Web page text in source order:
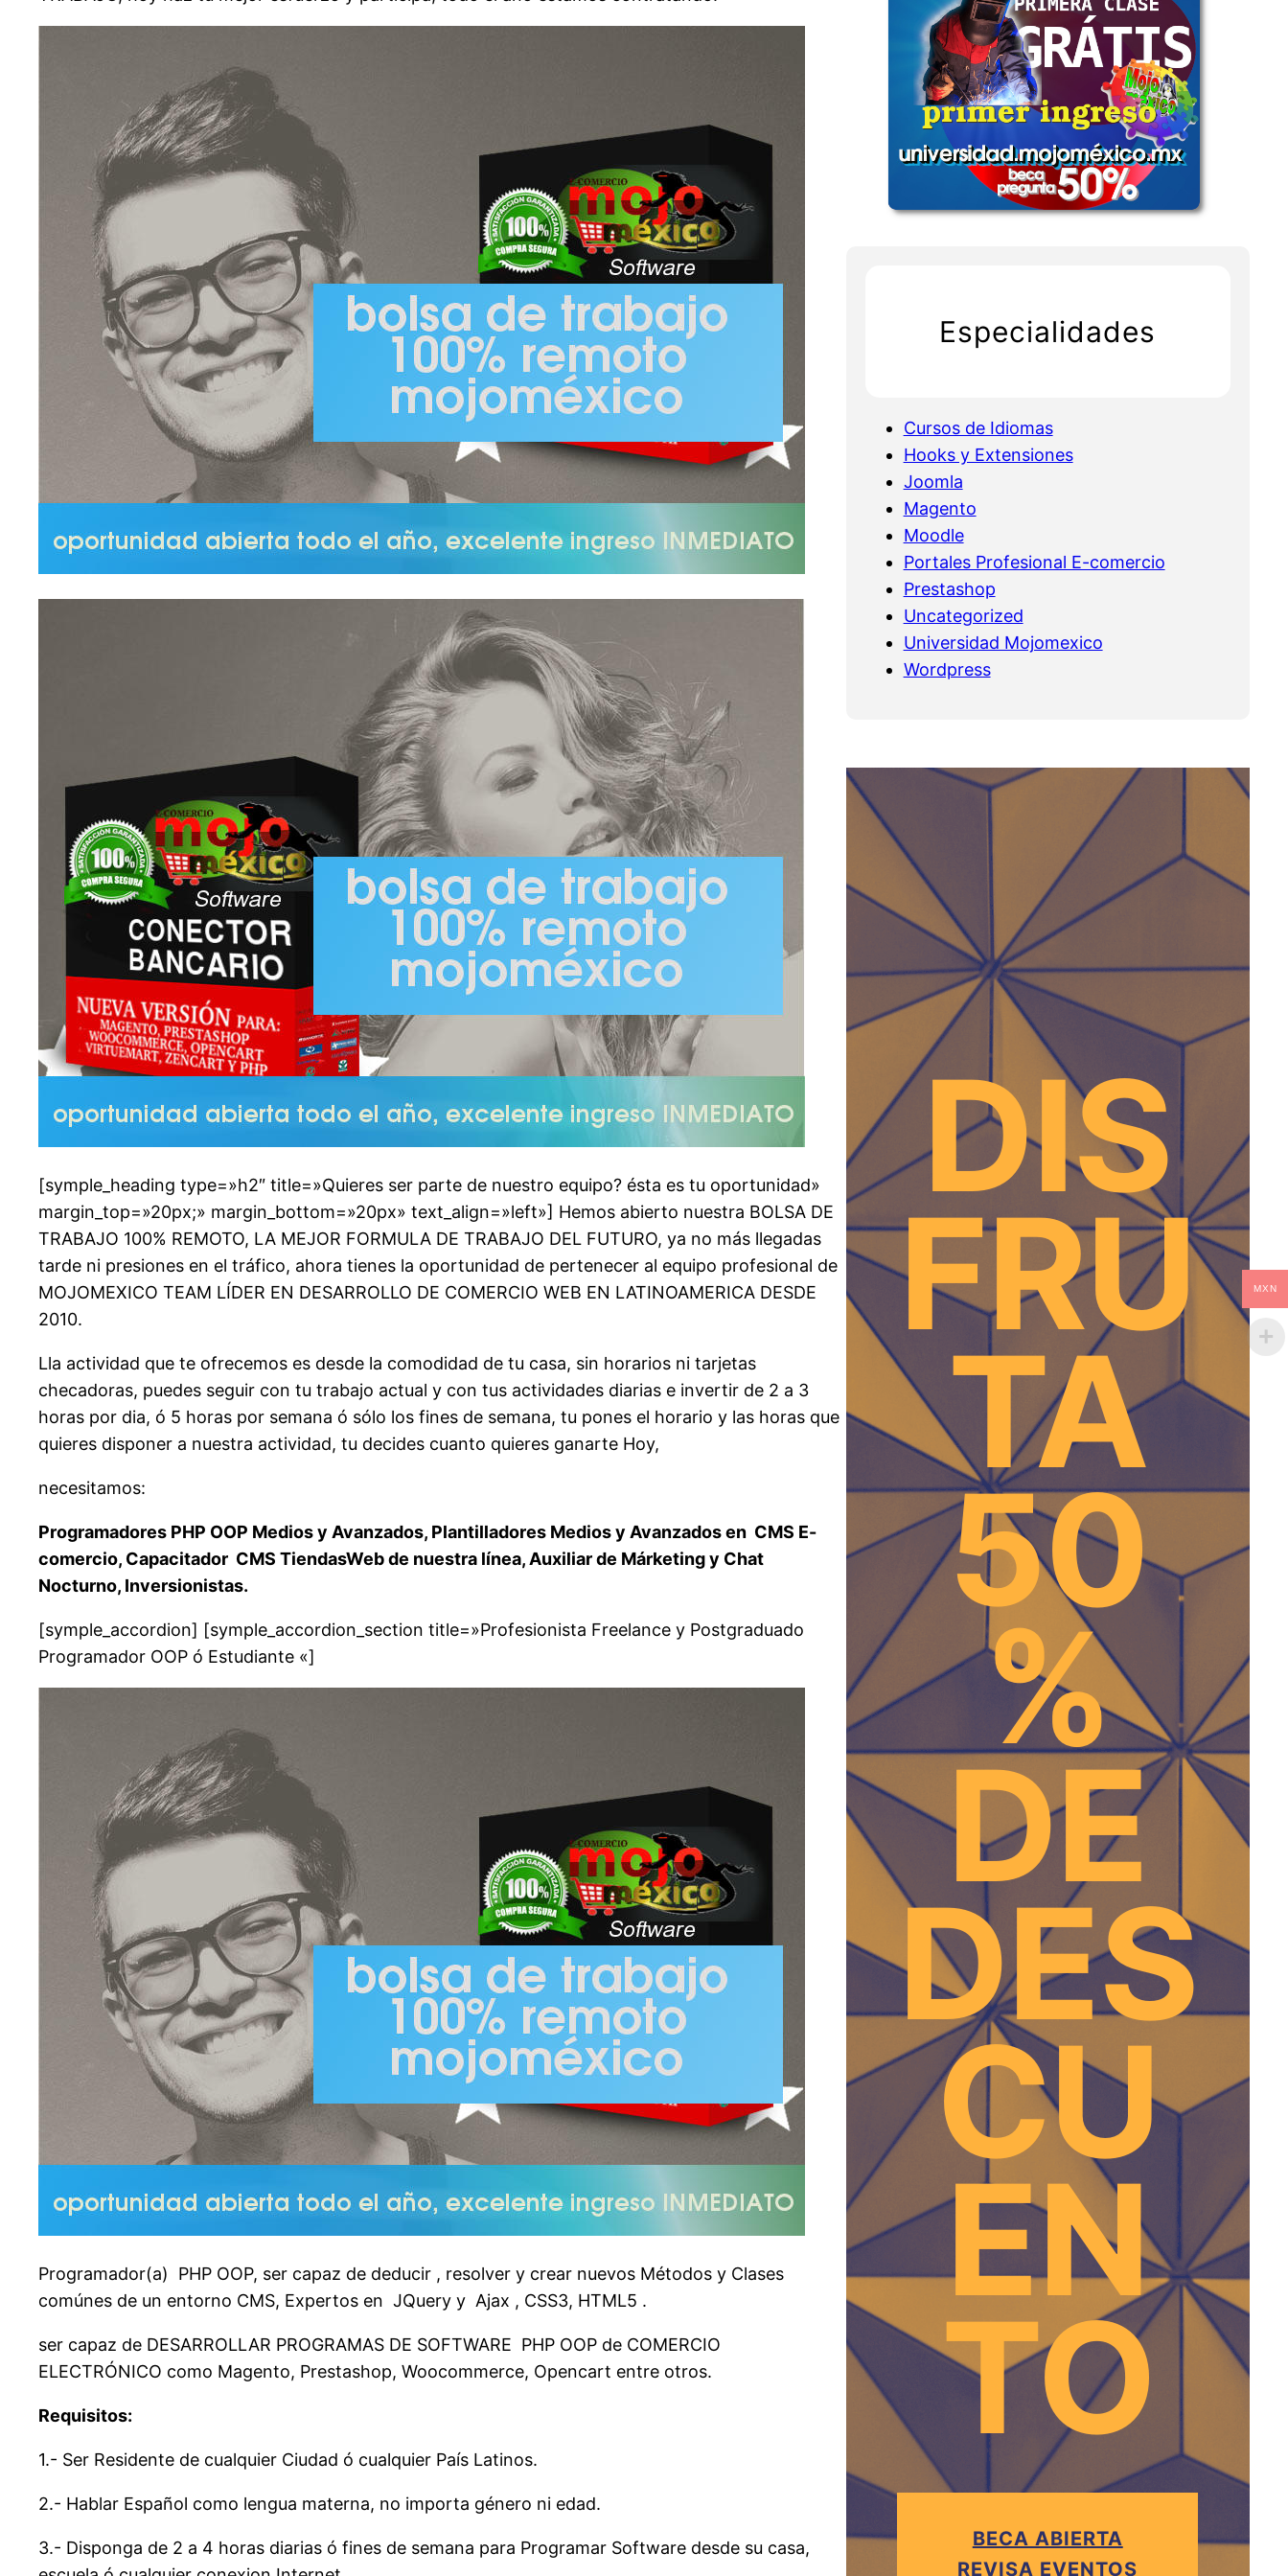
[symple_heading type=»h2″ title=»Quieres ser parte de nuestro equipo? ésta es tu oportunidad»
margin_top=»20px;» margin_bottom=»20px» text_align=»left»] Hemos abierto nuestra BOLSA DE
TRABAJO 100% REMOTO, LA MEJOR FORMULA DE TRABAJO DEL FUTURO, ya no más llegadas
tarde ni presiones en el tráfico, ahora tienes la oportunidad de pertenecer al equipo profesional de
MOJOMEXICO TEAM LÍDER EN DESARROLLO DE COMERCIO WEB EN LATINOAMERICA DESDE
2010.
Lla actividad que te ofrecemos es desde la comodidad de tu casa, sin horarios ni tarjetas
checadoras, puedes seguir con tu trabajo actual y con tus actividades diarias e invertir de 2 a 3
horas por dia, ó 5 horas por semana ó sólo los fines de semana, tu pones el horario y las horas que
quieres disponer a nuestra actividad, tu decides cuanto quieres ganarte Hoy,
necesitamos:
Programadores PHP OOP Medios y Avanzados, Plantilladores Medios y Avanzados en CMS E-
comercio, Capacitador CMS TiendasWeb de nuestra línea, Auxiliar de Márketing y Chat
Nocturno, Inversionistas.
[symple_accordion] [symple_accordion_section title=»Profesionista Freelance y Postgraduado
Programador OOP ó Estudiante «]
Programador(a) PHP OOP, ser capaz de deducir , resolver y crear nuevos Métodos y Clases
comúnes de un entorno CMS, Expertos en JQuery y Ajax , CSS3, HTML5 .
ser capaz de DESARROLLAR PROGRAMAS DE SOFTWARE PHP OOP de COMERCIO
ELECTRÓNICO como Magento, Prestashop, Woocommerce, Opencart entre otros.
Requisitos:
1.- Ser Residente de cualquier Ciudad ó cualquier País Latinos.
2.- Hablar Español como lengua materna, no importa género ni edad.
3.- Disponga de 2 a 4 horas diarias ó fines de semana para Programar Software desde su casa,
Especialidades
Cursos de Idiomas
Hooks y Extensiones
Joomla
Magento
Moodle
Portales Profesional E-comercio
Prestashop
Uncategorized
Universidad Mojomexico
Wordpress
DIS
FRU
TA
50
%
DE
DES
CU
EN
TO
BECA ABIERTA
REVISA EVENTOS
MXN